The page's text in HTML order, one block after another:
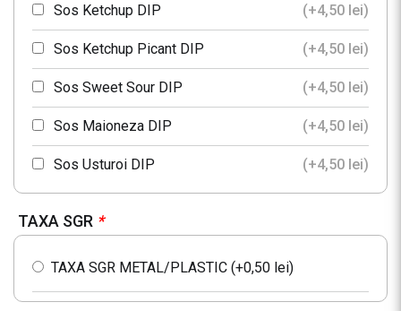
Sos Ketchup DIP (+4,50 lei)
Sos Ketchup Picant DIP (+4,50 lei)
Sos Sweet Sour DIP (+4,50 lei)
Sos Maioneza DIP (+4,50 lei)
Sos Usturoi DIP (+4,50 lei)
TAXA SGR *
TAXA SGR METAL/PLASTIC (+0,50 lei)